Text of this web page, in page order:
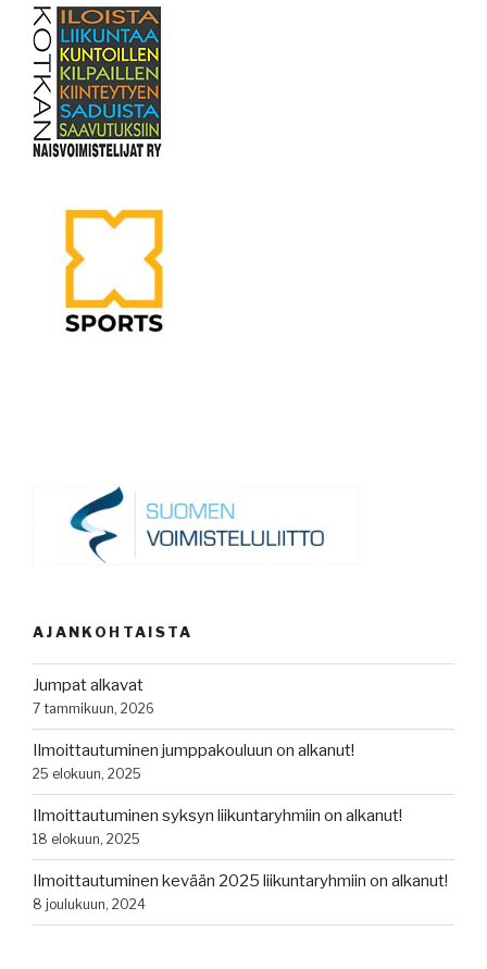
AJANKOHTAISTA
Jumpat alkavat
7 tammikuun, 2026
Ilmoittautuminen jumppakouluun on alkanut!
25 elokuun, 2025
Ilmoittautuminen syksyn liikuntaryhmiin on alkanut!
18 elokuun, 2025
Ilmoittautuminen kevään 2025 liikuntaryhmiin on alkanut!
8 joulukuun, 2024